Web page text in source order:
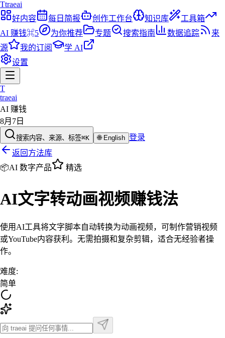
Ttraeai
好内容
每日简报 创作工作台 知识库
工具箱
AI 赚钱⌘5 为你推荐 专题 搜索指南 数据追踪
来
源
我的订阅
学 AI
设置
T
traeai
AI 赚钱
8月7日
搜索内容、来源、标签⌘K 🌐 English 登录
返回方法库
📦AI 数字产品 精选
AI文字转动画视频赚钱法
使用AI工具将文字脚本自动转换为动画视频，可制作营销视频
或YouTube内容获利。无需拍摄和复杂剪辑，适合无经验者操
作。
难度:
简单